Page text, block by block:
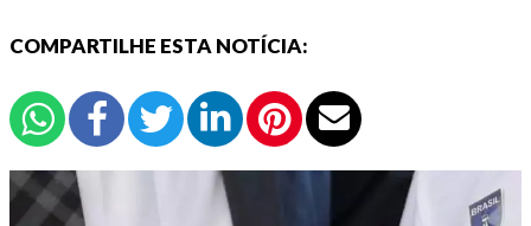
COMPARTILHE ESTA NOTÍCIA: